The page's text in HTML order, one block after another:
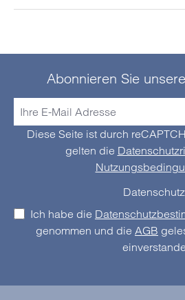
Abonnieren Sie
Diese Seite ist durch
gelten die
Datenschutz
Ich habe die
genommen und die AGB